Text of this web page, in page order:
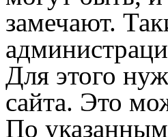
замечают.
Для этого
сайта. Это
По